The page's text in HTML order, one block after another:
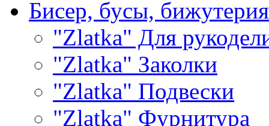
Бисер, бусы, бижутерия
"Zlatka" Для
"Zlatka" Заколки
"Zlatka" Подвески
"Zlatka" Фурнитура